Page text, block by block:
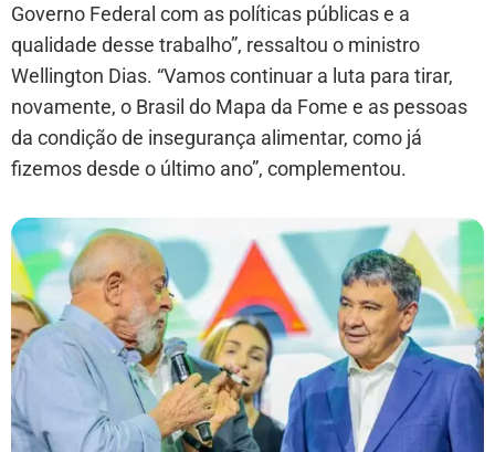
Governo Federal com as políticas públicas e a
qualidade desse trabalho”, ressaltou o ministro
Wellington Dias. “Vamos continuar a luta para tirar,
novamente, o Brasil do Mapa da Fome e as pessoas
da condição de insegurança alimentar, como já
fizemos desde o último ano”, complementou.